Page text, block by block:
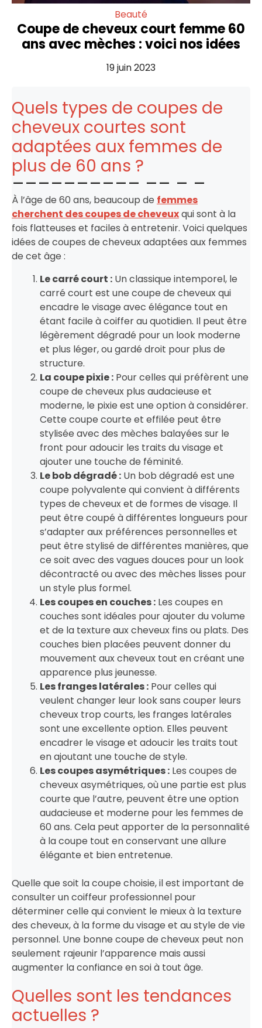
Beauté
Coupe de cheveux court femme 60
ans avec mèches : voici nos idées
19 juin 2023
Quels types de coupes de
cheveux courtes sont
adaptées aux femmes de
plus de 60 ans ?
À l’âge de 60 ans, beaucoup de femmes
cherchent des coupes de cheveuxqui sont à la
fois flatteuses et faciles à entretenir. Voici quelques
idées de coupes de cheveux adaptées aux femmes
de cet âge :
Le carré court : Un classique intemporel, le
carré court est une coupe de cheveux qui
encadre le visage avec élégance tout en
étant facile à coiffer au quotidien. Il peut être
légèrement dégradé pour un look moderne
et plus léger, ou gardé droit pour plus de
structure.
La coupe pixie : Pour celles qui préfèrent une
coupe de cheveux plus audacieuse et
moderne, le pixie est une option à considérer.
Cette coupe courte et effilée peut être
stylisée avec des mèches balayées sur le
front pour adoucir les traits du visage et
ajouter une touche de féminité.
Le bob dégradé : Un bob dégradé est une
coupe polyvalente qui convient à différents
types de cheveux et de formes de visage. Il
peut être coupé à différentes longueurs pour
s’adapter aux préférences personnelles et
peut être stylisé de différentes manières, que
ce soit avec des vagues douces pour un look
décontracté ou avec des mèches lisses pour
un style plus formel.
Les coupes en couches : Les coupes en
couches sont idéales pour ajouter du volume
et de la texture aux cheveux fins ou plats. Des
couches bien placées peuvent donner du
mouvement aux cheveux tout en créant une
apparence plus jeunesse.
Les franges latérales : Pour celles qui
veulent changer leur look sans couper leurs
cheveux trop courts, les franges latérales
sont une excellente option. Elles peuvent
encadrer le visage et adoucir les traits tout
en ajoutant une touche de style.
Les coupes asymétriques : Les coupes de
cheveux asymétriques, où une partie est plus
courte que l’autre, peuvent être une option
audacieuse et moderne pour les femmes de
60 ans. Cela peut apporter de la personnalité
à la coupe tout en conservant une allure
élégante et bien entretenue.
Quelle que soit la coupe choisie, il est important de
consulter un coiffeur professionnel pour
déterminer celle qui convient le mieux à la texture
des cheveux, à la forme du visage et au style de vie
personnel. Une bonne coupe de cheveux peut non
seulement rajeunir l’apparence mais aussi
augmenter la confiance en soi à tout âge.
Quelles sont les tendances
actuelles ?